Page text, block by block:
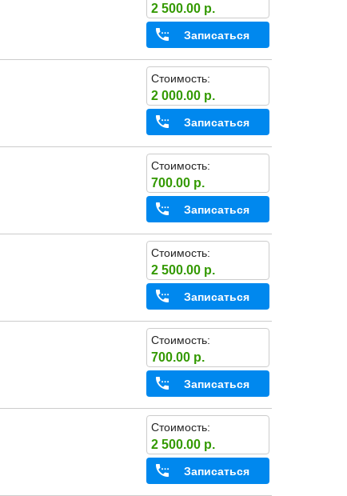
2 500.00 р.
Записаться
Стоимость:
2 000.00 р.
Записаться
Стоимость:
700.00 р.
Записаться
Стоимость:
2 500.00 р.
Записаться
Стоимость:
700.00 р.
Записаться
Стоимость:
2 500.00 р.
Записаться